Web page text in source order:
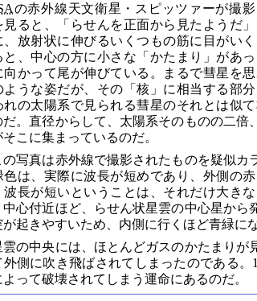
の赤外線天文衛星・スピッツァーが撮
見ると、「らせんを正面から見たようだ」
、放射状に伸びるいくつもの筋に目がいく
と、中心の方に小さな「かたまり」があ
向かって尾が伸びている。まるで彗星を
ような姿だが、その「核」に相当する部
れの太陽系で見られる彗星のそれとは似
だ。直径からして、太陽系そのものの二
そこに集まっているのだ。
の写真は赤外線で撮影されたものを疑似
色は、実際に波長が短めであり、外側の
波長が短いということは、それだけ大き
中心付近ほど、らせん状星雲の中心星か
が起きやすいため、内側に行くほど青緑に
雲の中央には、ほとんどガスのかたまりが
外側に吹き飛ばされてしまったのである
よって破壊されてしまう運命にあるのだ。